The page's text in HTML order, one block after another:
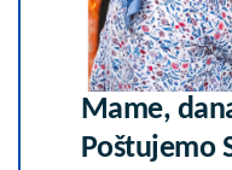
Mame,
Poštujemo